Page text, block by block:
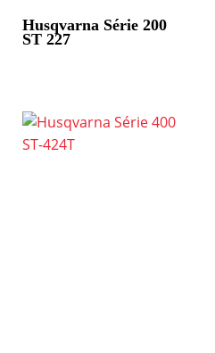
Husqvarna Série 200
ST 227